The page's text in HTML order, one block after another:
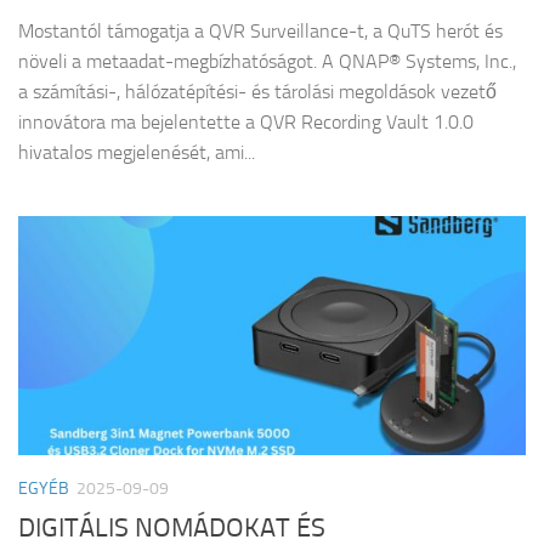
Mostantól támogatja a QVR Surveillance-t, a QuTS herót és
növeli a metaadat-megbízhatóságot. A QNAP® Systems, Inc.,
a számítási-, hálózatépítési- és tárolási megoldások vezető
innovátora ma bejelentette a QVR Recording Vault 1.0.0
hivatalos megjelenését, ami...
EGYÉB 2025-09-09
DIGITÁLIS NOMÁDOKAT ÉS